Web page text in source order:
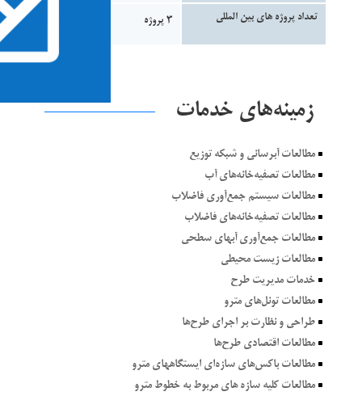
تعداد پروژه های بین المللی 3 پروژه
زمینه‌های خدمات
^ مطالعات آبرساني و شبكه توزيع
^ مطالعات تصفيه‌خانه‌هاي آب
^ مطالعات سيستم جمع‌آوري فاضلاب
^ مطالعات تصفيه‌خانه‌هاي فاضلاب
^ مطالعات جمع‌آوري آبهاي سطحي
^ مطالعات زيست محيطي
^ خدمات مدیریت طرح
^ مطالعات تونل‌هاي مترو
^ طراحی و نظارت بر اجراي طرح‌ها
^ مطالعات اقتصادي طرح‌ها
^ مطالعات باكس‌هاي سازه‌اي ايستگاههاي مترو
^ مطالعات كليه سازه هاي مربوط به خطوط مترو